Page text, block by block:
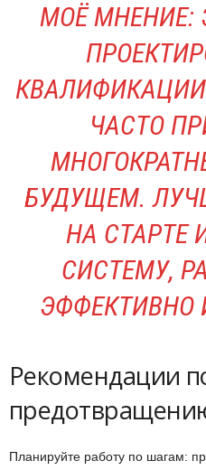
МОЁ МНЕНИЕ:
ЧАСТО
БУДУЩЕМ.
НА СТАРТЕ
СИСТЕМУ,
ЭФФЕКТИВНО
Рекомендации
Планируйте работу по шагам: